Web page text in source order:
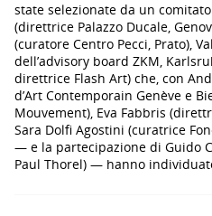
state selezionate da un
(direttrice Palazzo Ducale,
(curatore Centro Pecci, Prato),
dell’advisory board ZKM,
direttrice Flash Art) che, con
d’Art Contemporain Genève e
Mouvement), Eva Fabbris
Sara Dolfi Agostini (curatrice
— e la partecipazione di Guido
Paul Thorel) — hanno